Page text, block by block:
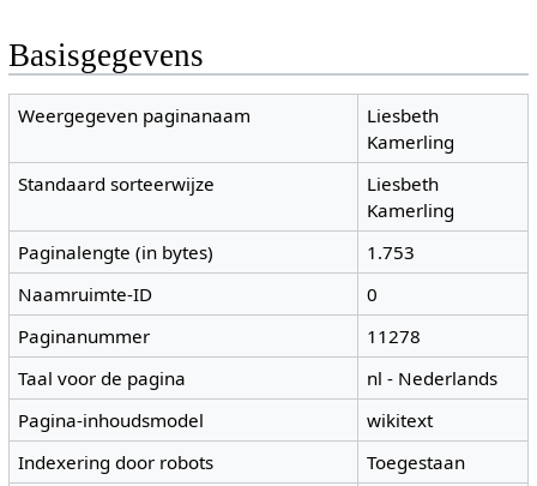
Basisgegevens
Weergegeven paginanaam
Liesbeth
Kamerling
Standaard sorteerwijze
Liesbeth
Kamerling
Paginalengte (in bytes)
1.753
Naamruimte-ID
0
Paginanummer
11278
Taal voor de pagina
nl - Nederlands
Pagina-inhoudsmodel
wikitext
Indexering door robots
Toegestaan